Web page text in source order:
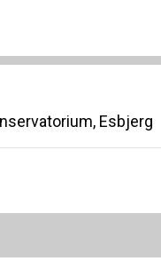
Esbjerg